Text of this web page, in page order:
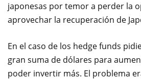
japonesas por temor a perder la
aprovechar la recuperación de
En el caso de los hedge funds
gran suma de dólares para
poder invertir más. El problema